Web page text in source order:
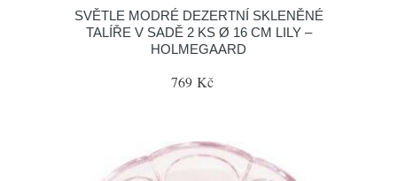
SVĚTLE MODRÉ DEZERTNÍ SKLENĚNÉ
TALÍŘE V SADĚ 2 KS Ø 16 CM LILY –
HOLMEGAARD
769 Kč